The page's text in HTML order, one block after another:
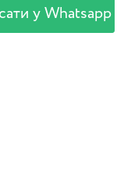
у Whatsapp